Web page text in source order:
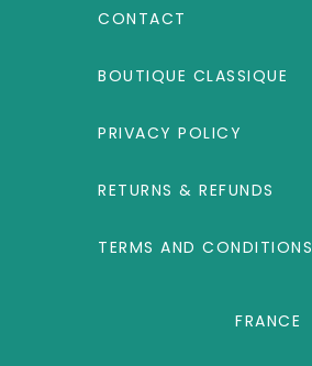
CONTACT
BOUTIQUE CLASSIQUE
PRIVACY POLICY
RETURNS & REFUNDS
TERMS AND CONDITIONS
FRANCE